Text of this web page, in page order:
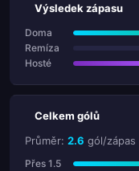
Výsledek zápasu
Doma
Remíza
Hosté
Celkem gólů
Průměr: 2.6 gól/zápas
Přes 1.5